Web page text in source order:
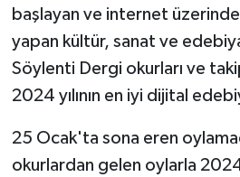
başlayan ve internet
yapan kültür, sanat ve
Söylenti Dergi okurları ve
2024 yılının en iyi dijital
25 Ocak'ta sona eren
okurlardan gelen oylarla 2024